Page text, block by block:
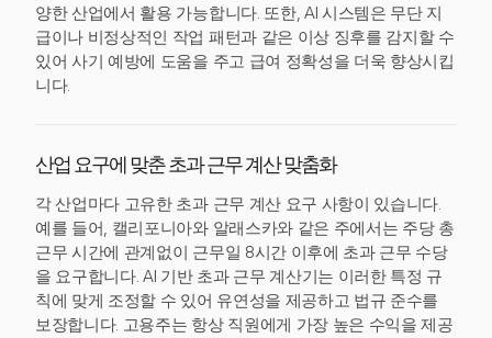
양한 산업에서 활용 가능합니다. 또한, AI 시스템은 무단 지
급이나 비정상적인 작업 패턴과 같은 이상 징후를 감지할 수
있어 사기 예방에 도움을 주고 급여 정확성을 더욱 향상시킵
니다.
산업 요구에 맞춘 초과 근무 계산 맞춤화
각 산업마다 고유한 초과 근무 계산 요구 사항이 있습니다.
예를 들어, 캘리포니아와 알래스카와 같은 주에서는 주당 총
근무 시간에 관계없이 근무일 8시간 이후에 초과 근무 수당
을 요구합니다. AI 기반 초과 근무 계산기는 이러한 특정 규
칙에 맞게 조정할 수 있어 유연성을 제공하고 법규 준수를
보장합니다. 고용주는 항상 직원에게 가장 높은 수익을 제공